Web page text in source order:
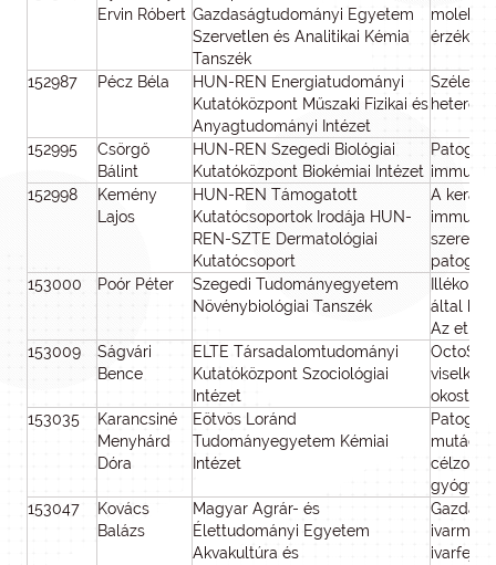
Ervin Róbert Gazdaságtudományi Egyetem
Szervetlen és Analitikai Kémia
Tanszék
152987 Pécz Béla
HUN-REN Energiatudományi
Kutatóközpont Műszaki Fizikai és
Anyagtudományi Intézet
Széles
hetero
152995
Csörgő
Bálint
HUN-REN Szegedi Biológiai
Kutatóközpont Biokémiai Intézet
152998
Kemény
Lajos
HUN-REN Támogatott
Kutatócsoportok Irodája HUN-
REN-SZTE Dermatológiai
Kutatócsoport
A
szerepe
153000
Poór Péter
Szegedi Tudományegyetem
Növénybiológiai Tanszék
Illékony
által
Az
153009
Ságvári
Bence
ELTE Társadalomtudományi
Kutatóközpont Szociológiai
Intézet
153035
Karancsiné
Menyhárd
Dóra
Eötvös Loránd
Tudományegyetem Kémiai
Intézet
célzott
153047
Kovács
Balázs
Magyar Agrár- és
Élettudományi Egyetem
Akvakultúra és